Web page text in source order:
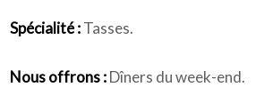
Spécialité :Tasses.
Nous offrons :Dîners du week-end.